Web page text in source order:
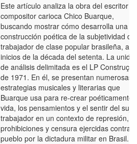
Este artículo analiza la obra del escritor y
compositor carioca Chico Buarque,
buscando mostrar cómo desarrolla una
construcción poética de la subjetividad del
trabajador de clase popular brasileña, a
inicios de la década del setenta. La
de análisis delimitada es el LP
de 1971. En él, se presentan numerosas
estrategias musicales y literarias que
Buarque usa para re-crear poéticamente
vida, los pensamientos y el sentir del
trabajador en un contexto de represión,
prohibiciones y censura ejercidas contra
pueblo por la dictadura militar en Brasil.